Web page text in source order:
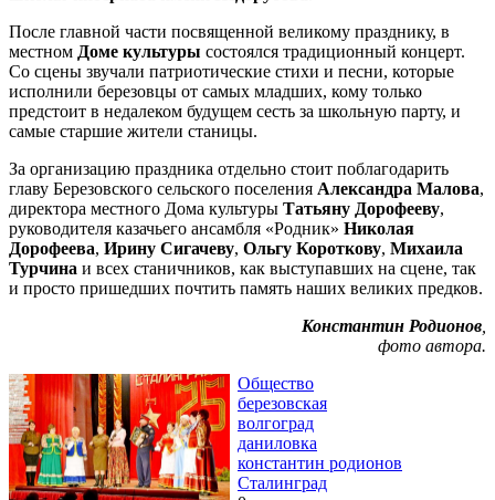
После главной части посвященной великому празднику, в
местном Доме культуры состоялся традиционный концерт.
Со сцены звучали патриотические стихи и песни, которые
исполнили березовцы от самых младших, кому только
предстоит в недалеком будущем сесть за школьную парту, и
самые старшие жители станицы.
За организацию праздника отдельно стоит поблагодарить
главу Березовского сельского поселения Александра Малова,
директора местного Дома культуры Татьяну Дорофееву,
руководителя казачьего ансамбля «Родник» Николая
Дорофеева, Ирину Сигачеву, Ольгу Короткову, Михаила
Турчина и всех станичников, как выступавших на сцене, так
и просто пришедших почтить память наших великих предков.
Константин Родионов
фото автора.
Общество
березовская
волгоград
даниловка
константин родионов
Сталинград